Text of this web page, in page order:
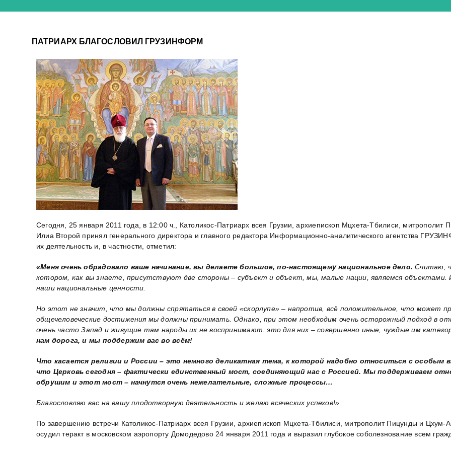
ПАТРИАРХ БЛАГОСЛОВИЛ ГРУЗИНФОРМ
Сегодня, 25 января 2011 года, в 12:00 ч., Католикос-Патриарх всея Грузии, архиепископ Мцхета-Тбилиси,
Илиа Второй принял генерального директора и главного редактора Информационно-аналитического агентства
их деятельность и, в частности, отметил:
«Меня очень обрадовало ваше начинание, вы делаете большое, по-настоящему национальное дело. Считаю,
котором, как вы знаете, присутствуют две стороны – субъект и объект, мы, малые нации, являемся
наши национальные ценности.
Но этот не значит, что мы должны спрятаться в своей «скорлупе» – напротив, всё положительное, что может
общечеловеческие достижения мы должны принимать. Однако, при этом необходим очень осторожный подход в
очень часто Запад и живущие там народы их не воспринимают: это для них – совершенно иные, чуждые им
нам дорога, и мы поддержим вас во всём!
Что касается религии и России – это немного деликатная тема, к которой надобно относиться с особым
что Церковь сегодня – фактически единственный мост, соединяющий нас с Россией. Мы поддерживаем
обрушим и этот мост – начнутся очень нежелательные, сложные процессы…
Благословляю вас на вашу плодотворную деятельность и желаю всяческих успехов!»
По завершению встречи Католикос-Патриарх всея Грузии, архиепископ Мцхета-Тбилиси, митрополит Пицунды и
осудил теракт в московском аэропорту Домодедово 24 января 2011 года и выразил глубокое соболезнование всем